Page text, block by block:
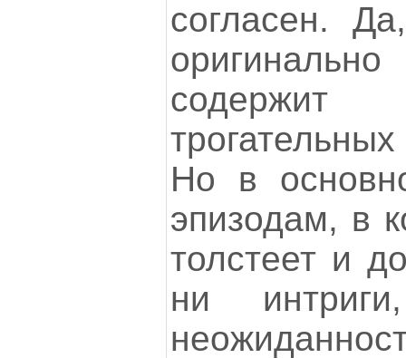
согласен.
Но в
эпизодам, в
толстеет и
ни